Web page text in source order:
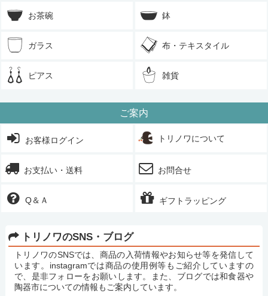
お茶碗 鉢
ガラス 布・テキスタイル
ピアス 雑貨
ご案内
お客様ログイン トリノワについて
お支払い・送料 お問合せ
Q＆Ａ ギフトラッピング
トリノワのSNS・ブログ
トリノワのSNSでは、商品の入荷情報やお知らせ等を発信して
います。instagramでは商品の使用例等もご紹介していますの
で、是非フォローをお願いします。また、ブログでは和食器や
陶器市についての情報もご案内しています。